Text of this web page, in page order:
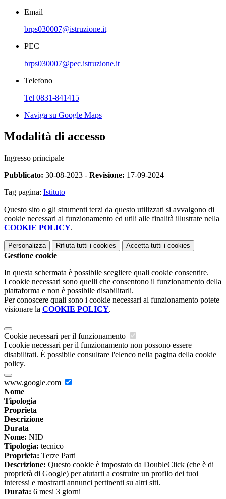
Email
brps030007@istruzione.it
PEC
brps030007@pec.istruzione.it
Telefono
Tel 0831-841415
Naviga su Google Maps
Modalità di accesso
Ingresso principale
Pubblicato: 30-08-2023 - Revisione: 17-09-2024
Tag pagina: Istituto
Questo sito o gli strumenti terzi da questo utilizzati si avvalgono di
cookie necessari al funzionamento ed utili alle finalità illustrate nella
COOKIE POLICY.
Personalizza Rifiuta tutti i cookies Accetta tutti i cookies
Gestione cookie
In questa schermata è possibile scegliere quali cookie consentire.
I cookie necessari sono quelli che consentono il funzionamento della
piattaforma e non è possibile disabilitarli.
Per conoscere quali sono i cookie necessari al funzionamento potete
visionare la COOKIE POLICY.
Cookie necessari per il funzionamento
I cookie necessari per il funzionamento non possono essere
disabilitati. È possibile consultare l'elenco nella pagina della cookie
policy.
www.google.com
Nome
Tipologia
Proprieta
Descrizione
Durata
Nome: NID
Tipologia: tecnico
Proprieta: Terze Parti
Descrizione: Questo cookie è impostato da DoubleClick (che è di
proprietà di Google) per aiutarti a costruire un profilo dei tuoi
interessi e mostrarti annunci pertinenti su altri siti.
Durata: 6 mesi 3 giorni